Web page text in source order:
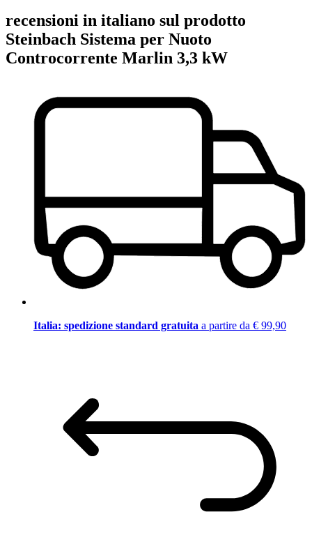
recensioni in italiano sul prodotto
Steinbach Sistema per Nuoto
Controcorrente Marlin 3,3 kW
Italia: spedizione standard gratuita a partire da € 99,90